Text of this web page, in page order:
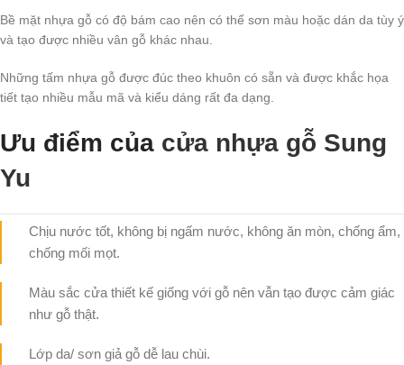
Bề mặt nhựa gỗ có độ bám cao nên có thể sơn màu hoặc dán da tùy ý
và tạo được nhiều vân gỗ khác nhau.
Những tấm nhựa gỗ được đúc theo khuôn có sẵn và được khắc họa
tiết tạo nhiều mẫu mã và kiểu dáng rất đa dạng.
Ưu điểm của cửa nhựa gỗ Sung
Yu
Chịu nước tốt, không bị ngấm nước, không ăn mòn, chống ẩm,
chống mối mọt.
Màu sắc cửa thiết kế giống với gỗ nên vẫn tạo được cảm giác
như gỗ thật.
Lớp da/ sơn giả gỗ dễ lau chùi.